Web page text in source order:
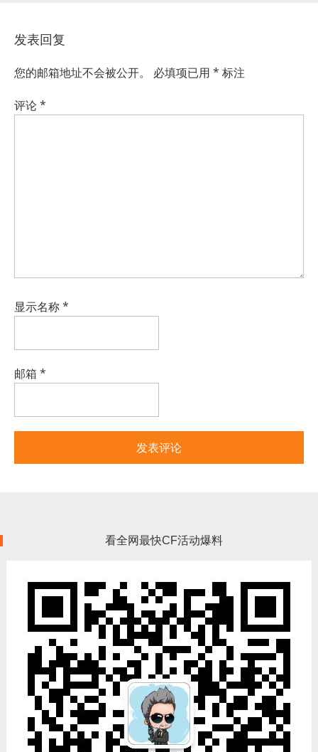
发表回复
您的邮箱地址不会被公开。 必填项已用 * 标注
评论*
显示名称*
邮箱 *
看全网最快CF活动爆料